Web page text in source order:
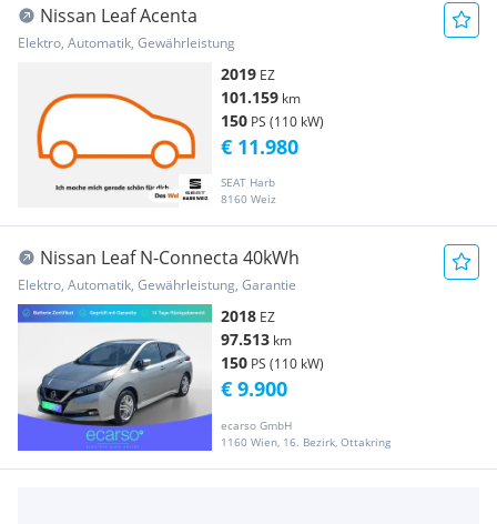
Nissan Leaf Acenta
Elektro, Automatik, Gewährleistung
2019 EZ
101.159 km
150 PS (110 kW)
SEAT Harb
8160 Weiz
€ 11.980
Nissan Leaf N-Connecta 40kWh
Elektro, Automatik, Gewährleistung, Garantie
2018 EZ
97.513 km
150 PS (110 kW)
ecarso GmbH
1160 Wien, 16. Bezirk, Ottakring
€ 9.900